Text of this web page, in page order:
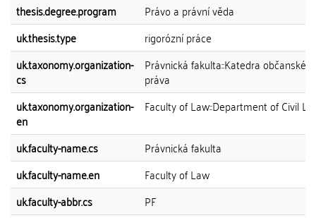
thesis.degree.program
Právo a právní věda
uk.thesis.type
rigorózní práce
uk.taxonomy.organization-
cs
Právnická fakulta::Katedra
práva
uk.taxonomy.organization-
en
Faculty of Law::Department of Civil
uk.faculty-name.cs
Právnická fakulta
uk.faculty-name.en
Faculty of Law
uk.faculty-abbr.cs
PF